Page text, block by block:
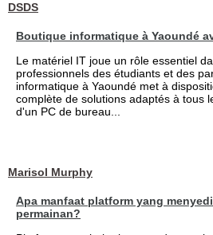
DSDS
Boutique informatique à Yaoundé
Le matériel IT joue un rôle essentiel
professionnels des étudiants et des
informatique à Yaoundé met à
complète de solutions adaptés à tous
d'un PC de bureau...
Marisol Murphy
Apa manfaat platform yang
permainan?